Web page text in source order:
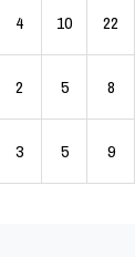
4 10 22
2 5 8
3 5 9